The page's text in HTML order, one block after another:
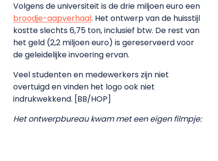
Volgens de universiteit is de drie miljoen euro een
broodje-aapverhaal. Het ontwerp van de huisstijl
kostte slechts 6,75 ton, inclusief btw. De rest van
het geld (2,2 miljoen euro) is gereserveerd voor
de geleidelijke invoering ervan.
Veel studenten en medewerkers zijn niet
overtuigd en vinden het logo ook niet
indrukwekkend. [BB/HOP]
Het ontwerpbureau kwam met een eigen filmpje: